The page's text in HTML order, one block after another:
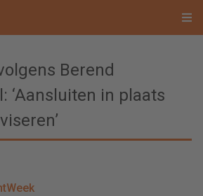
Berend
‘Aansluiten in plaats